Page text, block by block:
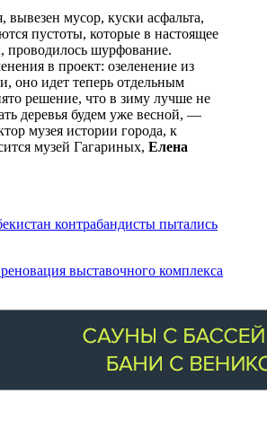
вывезен мусор, куски асфальта,
пустоты, которые в настоящее
проводилось шурфование.
в проект: озеленение из
оно идет теперь отдельным
решение, что в зиму лучше не
деревья будем уже весной, —
музея истории города, к
музей Гагариных, Елена
контрабандисты пытались
выставочного комплекса